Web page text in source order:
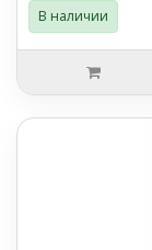
В наличии